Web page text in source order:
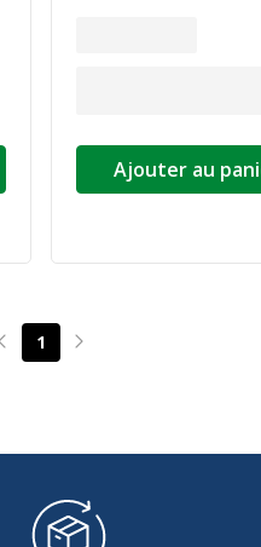
Ajouter au
Page précédente
1 Page suivante